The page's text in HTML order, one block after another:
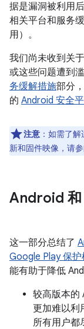
据是漏洞被利用
相关平台和服务
用）。
我们尚未收到关
或这些问题遭到
务缓解措施部分
的 Android 安全
注意 ：如需了
新和固件映像，请
Android 和
这一部分总结了
Google Play 保护
能有助于降低
较高版本的
更加难以利
所有用户都